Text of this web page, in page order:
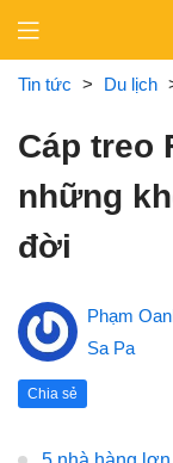
content
Tin tức > Du lịch
Cáp treo
những
đời
Phạm
Sa Pa
Chia sẻ